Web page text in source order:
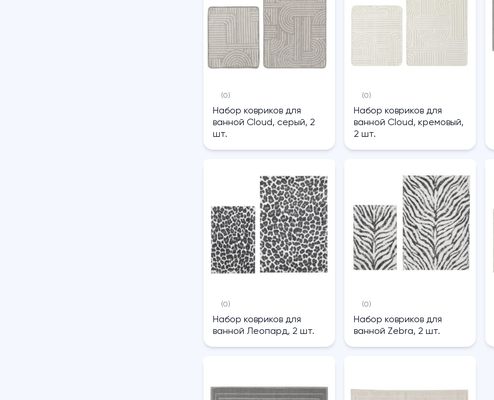
(0)
Набор ковриков для
ванной Cloud, серый, 2
шт.
(0)
Набор ковриков для
ванной Cloud, кремовый,
2 шт.
(0)
Набор ковриков для
ванной Леопард, 2 шт.
(0)
Набор ковриков для
ванной Zebra, 2 шт.